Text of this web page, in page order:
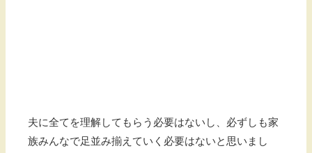
夫に全てを理解してもらう必要はないし、必ずしも家
族みんなで足並み揃えていく必要はないと思いまし